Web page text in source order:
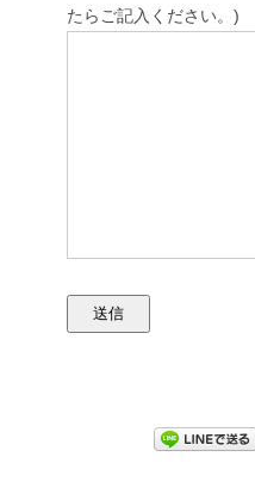
たらご記入ください。)